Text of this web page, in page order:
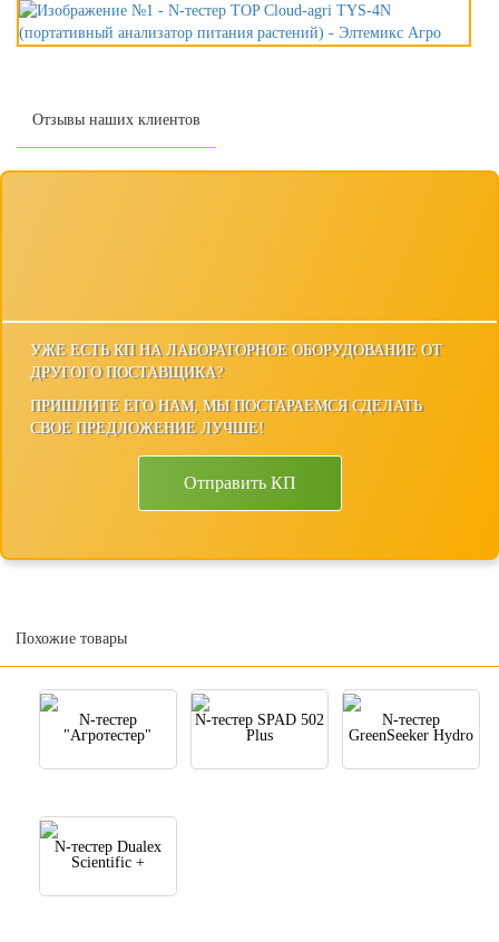
УЖЕ ЕСТЬ КП НА ЛАБОРАТОРНОЕ ОБОРУДОВАНИЕ ОТ
ДРУГОГО ПОСТАВЩИКА?
ПРИШЛИТЕ ЕГО НАМ, МЫ ПОСТАРАЕМСЯ СДЕЛАТЬ
СВОЕ ПРЕДЛОЖЕНИЕ ЛУЧШЕ!
Отправить КП
Похожие товары
N-тестер
"Агротестер"
N-тестер SPAD 502
Plus
N-тестер
GreenSeeker Hydro
N-тестер Dualex
Scientific +
Отзывы наших клиентов